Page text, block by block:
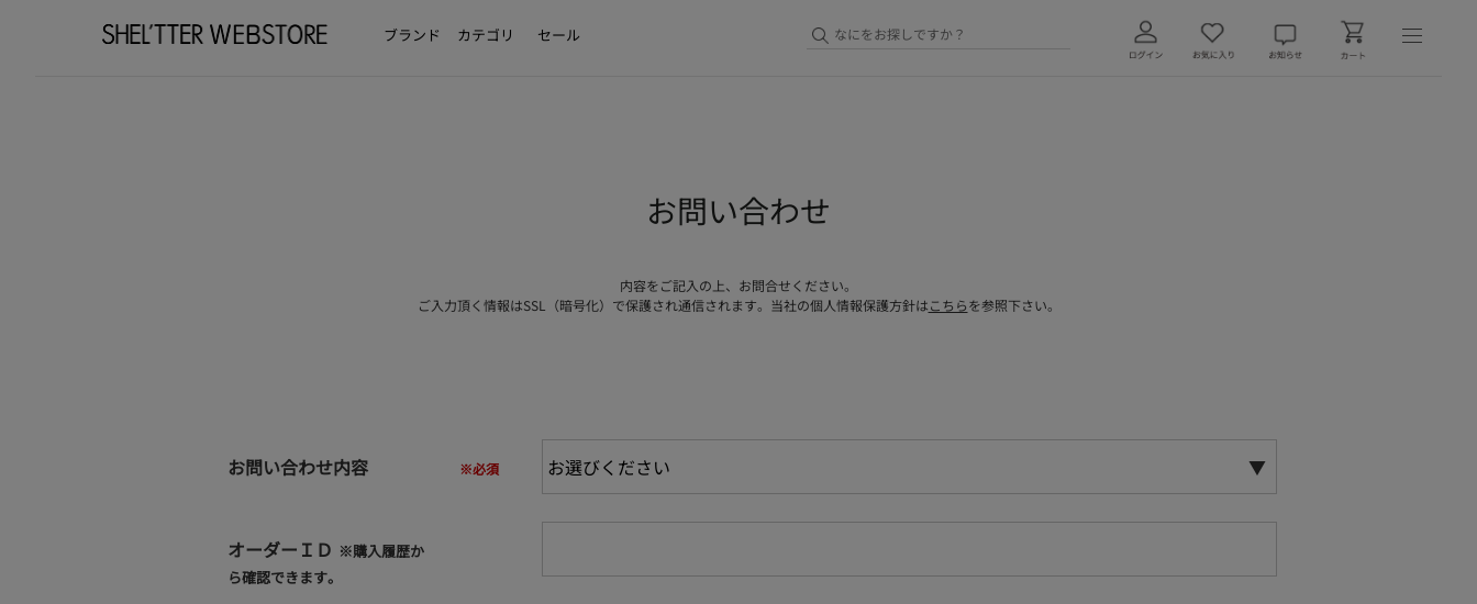
ブランド カテゴリ セール
お問い合わせ
内容をご記入の上、お問合せください。
ご入力頂く情報はSSL（暗号化）で保護され通信されます。当社の個人情報保護方針はこちらを参照下さい。
お問い合わせ内容
オーダーＩＤ ※購入履歴か
ら確認できます。